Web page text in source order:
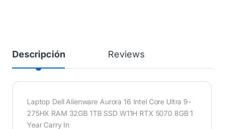
Descripción Reviews
Laptop Dell Alienware Aurora 16 Intel Core Ultra 9-
275HX RAM 32GB 1TB SSD W11H RTX 5070 8GB 1
Year Carry In